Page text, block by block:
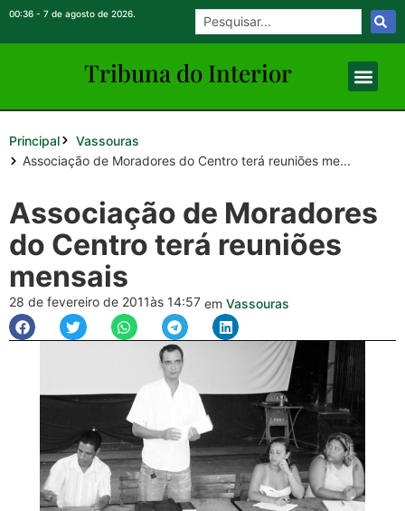
00:36 - 7 de agosto de 2026.
Tribuna do Interior
Principal
Vassouras
Associação de Moradores do Centro terá reuniões me...
Associação de Moradores
do Centro terá reuniões
mensais
28 de fevereiro de 2011às 14:57 em Vassouras